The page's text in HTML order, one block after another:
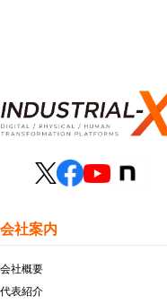
会社案内
会社概要
代表紹介